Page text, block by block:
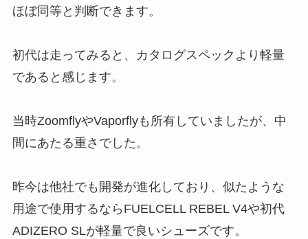
ほぼ同等と判断できます。
初代は走ってみると、カタログスペックより軽量
であると感じます。
当時ZoomflyやVaporflyも所有していましたが、中
間にあたる重さでした。
昨今は他社でも開発が進化しており、似たような
用途で使用するならFUELCELL REBEL V4や初代
ADIZERO SLが軽量で良いシューズです。